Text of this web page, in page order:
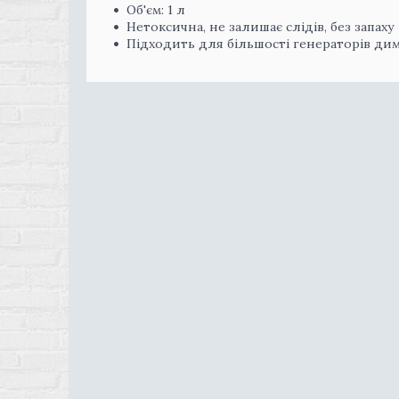
Об'єм: 1 л
Нетоксична, не залишає слідів, без запаху
Підходить для більшості генераторів